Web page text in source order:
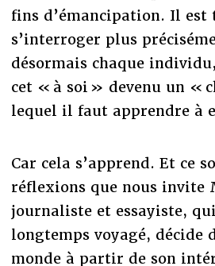
fins d’émancipation. Il est
s’interroger plus
désormais chaque
cet « à soi » devenu un «
lequel il faut apprendre à
Car cela s’apprend. Et ce
réflexions que nous invite
journaliste et essayiste,
longtemps voyagé, décide
monde à partir de son